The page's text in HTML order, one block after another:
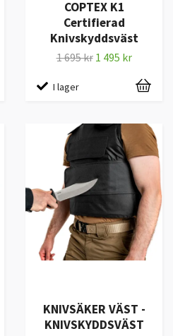
COPTEX K1
Certifierad
Knivskyddsväst
1 695 kr 1 495 kr
I lager
KNIVSÄKER VÄST -
KNIVSKYDDSVÄST